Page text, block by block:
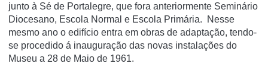
junto à Sé de Portalegre, que fora anteriormente Seminário
Diocesano, Escola Normal e Escola Primária. Nesse
mesmo ano o edifício entra em obras de adaptação, tendo-
se procedido á inauguração das novas instalações do
Museu a 28 de Maio de 1961.